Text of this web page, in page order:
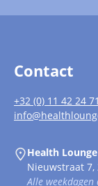
Contact
+32 (0) 11 42 24 71
Health
Nieuwstraat 7,
Alle